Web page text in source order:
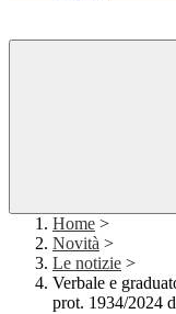
Home >
Novità >
Le notizie >
Verbale e
prot. 1934/2024